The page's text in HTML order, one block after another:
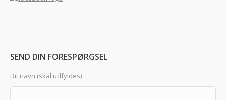
SEND DIN FORESPØRGSEL
Dit navn (skal udfyldes)